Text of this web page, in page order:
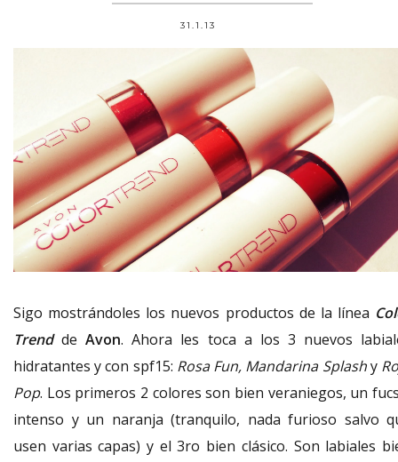
31.1.13
Sigo mostrándoles los nuevos productos de la línea
TrenddeAvon. Ahora les toca a los 3 nuevos
hidratantes y con spf15: Rosa Fun, Mandarina Splashy
Pop. Los primeros 2 colores son bien veraniegos, un
intenso y un naranja (tranquilo, nada furioso salvo
usen varias capas) y el 3ro bien clásico. Son labiales